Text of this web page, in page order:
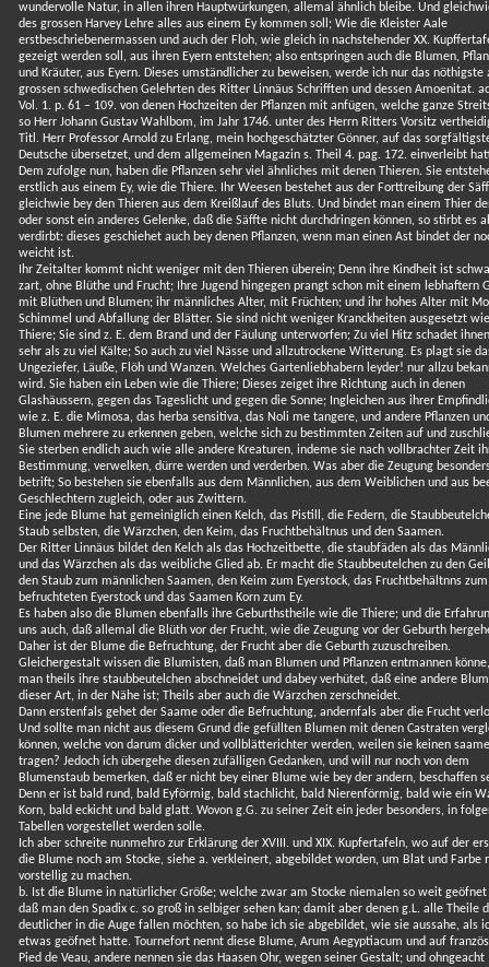
wundervolle Natur, in allen ihren Hauptwürkungen, allemal ähnlich bleibe. Und
des grossen Harvey Lehre alles aus einem Ey kommen soll; Wie die Kleister Aale
erstbeschriebenermassen und auch der Floh, wie gleich in nachstehender XX.
gezeigt werden soll, aus ihren Eyern entstehen; also entspringen auch die Blumen,
und Kräuter, aus Eyern. Dieses umständlicher zu beweisen, werde ich nur das nöthigste
grossen schwedischen Gelehrten des Ritter Linnäus Schrifften und dessen Amoenitat.
Vol. 1. p. 61 – 109. von denen Hochzeiten der Pflanzen mit anfügen, welche ganze
so Herr Johann Gustav Wahlbom, im Jahr 1746. unter des Herrn Ritters Vorsitz
Titl. Herr Professor Arnold zu Erlang, mein hochgeschätzter Gönner, auf das
Deutsche übersetzet, und dem allgemeinen Magazin s. Theil 4. pag. 172. einverleibt
Dem zufolge nun, haben die Pflanzen sehr viel ähnliches mit denen Thieren. Sie
erstlich aus einem Ey, wie die Thiere. Ihr Weesen bestehet aus der Forttreibung der
gleichwie bey den Thieren aus dem Kreißlauf des Bluts. Und bindet man einem Thier
oder sonst ein anderes Gelenke, daß die Säffte nicht durchdringen können, so stirbt es
verdirbt: dieses geschiehet auch bey denen Pflanzen, wenn man einen Ast bindet der
weicht ist.
Ihr Zeitalter kommt nicht weniger mit den Thieren überein; Denn ihre Kindheit ist
zart, ohne Blüthe und Frucht; Ihre Jugend hingegen prangt schon mit einem lebhaftern
mit Blüthen und Blumen; ihr männliches Alter, mit Früchten; und ihr hohes Alter mit
Schimmel und Abfallung der Blätter. Sie sind nicht weniger Kranckheiten ausgesetzt
Thiere; Sie sind z. E. dem Brand und der Fäulung unterworfen; Zu viel Hitz schadet
sehr als zu viel Kälte; So auch zu viel Nässe und allzutrockene Witterung. Es plagt sie
Ungeziefer, Läuße, Flöh und Wanzen. Welches Gartenliebhabern leyder! nur allzu
wird. Sie haben ein Leben wie die Thiere; Dieses zeiget ihre Richtung auch in denen
Glashäussern, gegen das Tageslicht und gegen die Sonne; Ingleichen aus ihrer
wie z. E. die Mimosa, das herba sensitiva, das Noli me tangere, und andere Pflanzen
Blumen mehrere zu erkennen geben, welche sich zu bestimmten Zeiten auf und
Sie sterben endlich auch wie alle andere Kreaturen, indeme sie nach vollbrachter Zeit
Bestimmung, verwelken, dürre werden und verderben. Was aber die Zeugung
betrift; So bestehen sie ebenfalls aus dem Männlichen, aus dem Weiblichen und aus
Geschlechtern zugleich, oder aus Zwittern.
Eine jede Blume hat gemeiniglich einen Kelch, das Pistill, die Federn, die
Staub selbsten, die Wärzchen, den Keim, das Fruchtbehältnus und den Saamen.
Der Ritter Linnäus bildet den Kelch als das Hochzeitbette, die staubfäden als das
und das Wärzchen als das weibliche Glied ab. Er macht die Staubbeutelchen zu den
den Staub zum männlichen Saamen, den Keim zum Eyerstock, das Fruchtbehältnns zum
befruchteten Eyerstock und das Saamen Korn zum Ey.
Es haben also die Blumen ebenfalls ihre Geburthstheile wie die Thiere; und die
uns auch, daß allemal die Blüth vor der Frucht, wie die Zeugung vor der Geburth
Daher ist der Blume die Befruchtung, der Frucht aber die Geburth zuzuschreiben.
Gleichergestalt wissen die Blumisten, daß man Blumen und Pflanzen entmannen
man theils ihre staubbeutelchen abschneidet und dabey verhütet, daß eine andere
dieser Art, in der Nähe ist; Theils aber auch die Wärzchen zerschneidet.
Dann erstenfals gehet der Saame oder die Befruchtung, andernfals aber die Frucht
Und sollte man nicht aus diesem Grund die gefüllten Blumen mit denen Castraten
können, welche von darum dicker und vollblätterichter werden, weilen sie keinen
tragen? Jedoch ich übergehe diesen zufälligen Gedanken, und will nur noch von dem
Blumenstaub bemerken, daß er nicht bey einer Blume wie bey der andern, beschaffen
Denn er ist bald rund, bald Eyförmig, bald stachlicht, bald Nierenförmig, bald wie ein
Korn, bald eckicht und bald glatt. Wovon g.G. zu seiner Zeit ein jeder besonders, in
Tabellen vorgestellet werden solle.
Ich aber schreite nunmehro zur Erklärung der XVIII. und XIX. Kupfertafeln, wo auf der
die Blume noch am Stocke, siehe a. verkleinert, abgebildet worden, um Blat und Farbe
vorstellig zu machen.
b. Ist die Blume in natürlicher Größe; welche zwar am Stocke niemalen so weit
daß man den Spadix c. so groß in selbiger sehen kan; damit aber denen g.L. alle Theile
deutlicher in die Auge fallen möchten, so habe ich sie abgebildet, wie sie aussahe, als
etwas geöfnet hatte. Tournefort nennt diese Blume, Arum Aegyptiacum und auf
Pied de Veau, andere nennen sie das Haasen Ohr, wegen seiner Gestalt; und ohngeacht